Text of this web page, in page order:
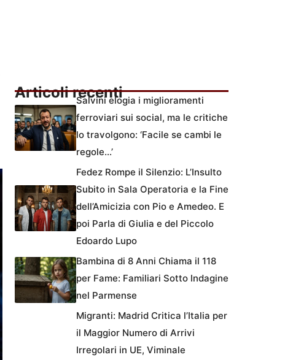
Articoli recentiSalvini elogia i miglioramenti
ferroviari sui social, ma le critiche
lo travolgono: ‘Facile se cambi le
regole…’
Fedez Rompe il Silenzio: L’Insulto
Subito in Sala Operatoria e la Fine
dell’Amicizia con Pio e Amedeo. E
poi Parla di Giulia e del Piccolo
Edoardo Lupo
Bambina di 8 Anni Chiama il 118
per Fame: Familiari Sotto Indagine
nel Parmense
Migranti: Madrid Critica l’Italia per
il Maggior Numero di Arrivi
Irregolari in UE, Viminale